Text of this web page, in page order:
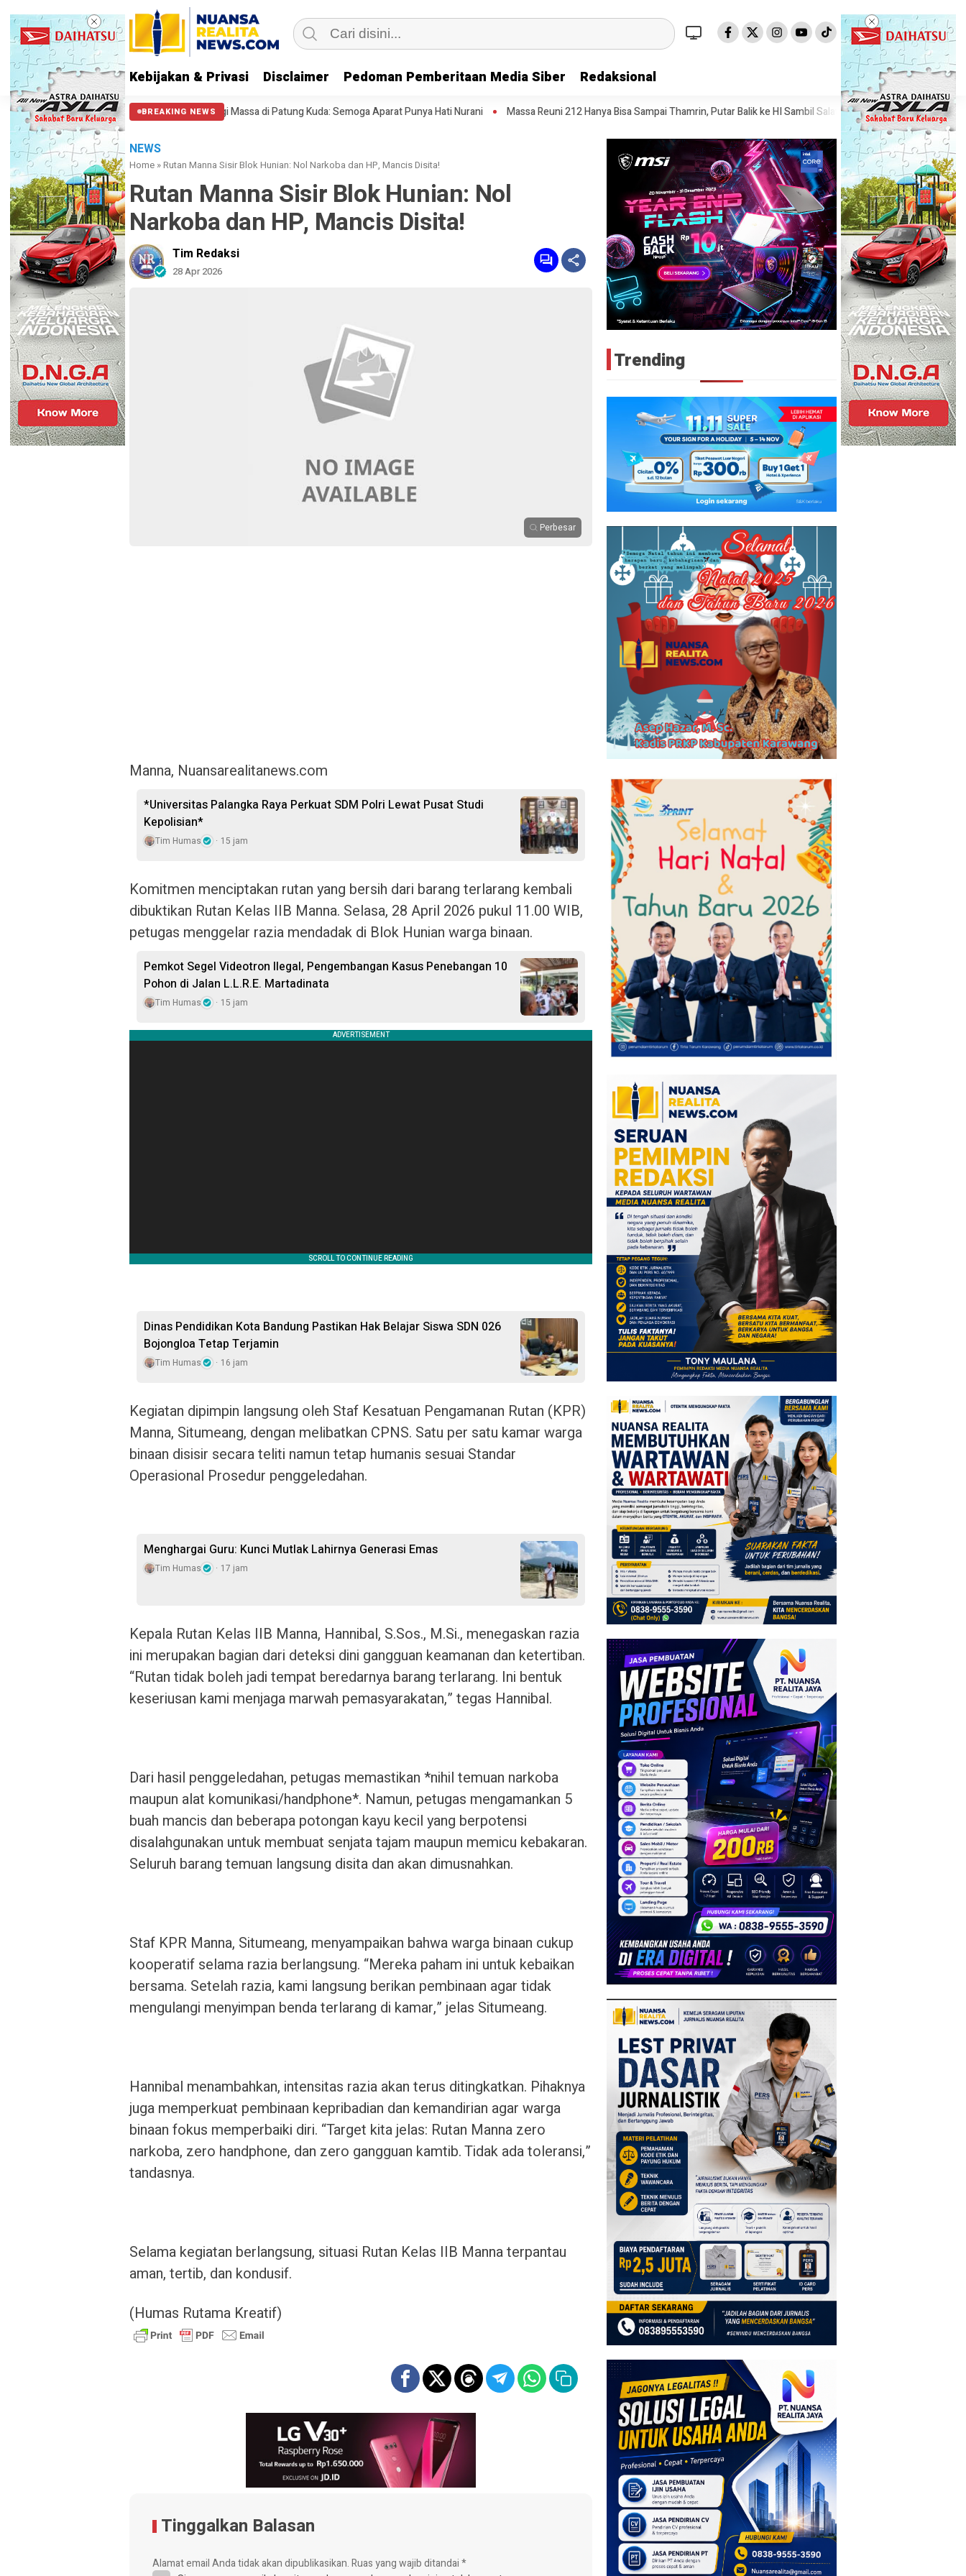
Kebijakan & Privasi Disclaimer Pedoman Pemberitaan Media Siber Redaksional
BREAKING NEWS
PA 212 soal Polisi Halangi Massa di Patung Kuda: Semoga Aparat Punya Hati Nurani Massa Reuni 212 Hanya Bisa Sampai Thamrin, Putar Balik ke HI Sambil Salawat Prof Tjandra: Varian Omicron Mungkin
NEWS
Home »Rutan Manna Sisir Blok Hunian: Nol Narkoba dan HP, Mancis Disita!
Rutan Manna Sisir Blok Hunian: Nol
Narkoba dan HP, Mancis Disita!
Tim Redaksi
28 Apr 2026
Perbesar
Manna, Nuansarealitanews.com
*Universitas Palangka Raya Perkuat SDM Polri Lewat Pusat Studi
Kepolisian*
Tim Humas 15 jam
Komitmen menciptakan rutan yang bersih dari barang terlarang kembali
dibuktikan Rutan Kelas IIB Manna. Selasa, 28 April 2026 pukul 11.00 WIB,
petugas menggelar razia mendadak di Blok Hunian warga binaan.
Pemkot Segel Videotron Ilegal, Pengembangan Kasus Penebangan 10
Pohon di Jalan L.L.R.E. Martadinata
Tim Humas 15 jam
Dinas Pendidikan Kota Bandung Pastikan Hak Belajar Siswa SDN 026
Bojongloa Tetap Terjamin
Tim Humas 16 jam
Kegiatan dipimpin langsung oleh Staf Kesatuan Pengamanan Rutan (KPR)
Manna, Situmeang, dengan melibatkan CPNS. Satu per satu kamar warga
binaan disisir secara teliti namun tetap humanis sesuai Standar
Operasional Prosedur penggeledahan.
Menghargai Guru: Kunci Mutlak Lahirnya Generasi Emas
Tim Humas 17 jam
Kepala Rutan Kelas IIB Manna, Hannibal, S.Sos., M.Si., menegaskan razia
ini merupakan bagian dari deteksi dini gangguan keamanan dan ketertiban.
“Rutan tidak boleh jadi tempat beredarnya barang terlarang. Ini bentuk
keseriusan kami menjaga marwah pemasyarakatan,” tegas Hannibal.
Dari hasil penggeledahan, petugas memastikan *nihil temuan narkoba
maupun alat komunikasi/handphone*. Namun, petugas mengamankan 5
buah mancis dan beberapa potongan kayu kecil yang berpotensi
disalahgunakan untuk membuat senjata tajam maupun memicu kebakaran.
Seluruh barang temuan langsung disita dan akan dimusnahkan.
Staf KPR Manna, Situmeang, menyampaikan bahwa warga binaan cukup
kooperatif selama razia berlangsung. “Mereka paham ini untuk kebaikan
bersama. Setelah razia, kami langsung berikan pembinaan agar tidak
mengulangi menyimpan benda terlarang di kamar,” jelas Situmeang.
Hannibal menambahkan, intensitas razia akan terus ditingkatkan. Pihaknya
juga memperkuat pembinaan kepribadian dan kemandirian agar warga
binaan fokus memperbaiki diri. “Target kita jelas: Rutan Manna zero
narkoba, zero handphone, dan zero gangguan kamtib. Tidak ada toleransi,”
tandasnya.
Selama kegiatan berlangsung, situasi Rutan Kelas IIB Manna terpantau
aman, tertib, dan kondusif.
(Humas Rutama Kreatif)
Tinggalkan Balasan
Alamat email Anda tidak akan dipublikasikan.Ruas yang wajib ditandai*
Trending